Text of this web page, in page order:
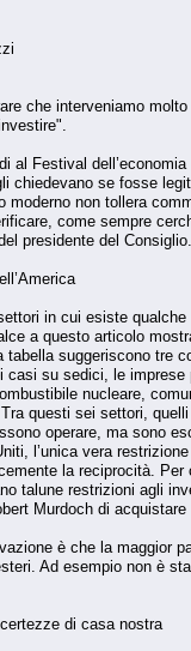
che interveniamo
al Festival
chiedevano se fosse
moderno non tollera
come sempre
presidente del Consiglio.
in cui esiste
a questo articolo
tabella suggeriscono tre
casi su sedici, le
nucleare,
questi sei settori,
operare, ma sono
l’unica vera
la reciprocità.
talune restrizioni agli
Murdoch di
è che la maggior
Ad esempio non è
di casa nostra